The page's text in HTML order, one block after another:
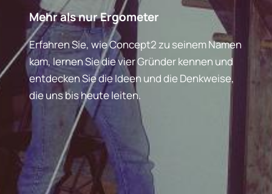
Mehr als nur Ergometer
Erfahren Sie, wie Concept2 zu seinem Namen
kam, lernen Sie die vier Gründer kennen und
entdecken Sie die Ideen und die Denkweise,
die uns bis heute leiten.